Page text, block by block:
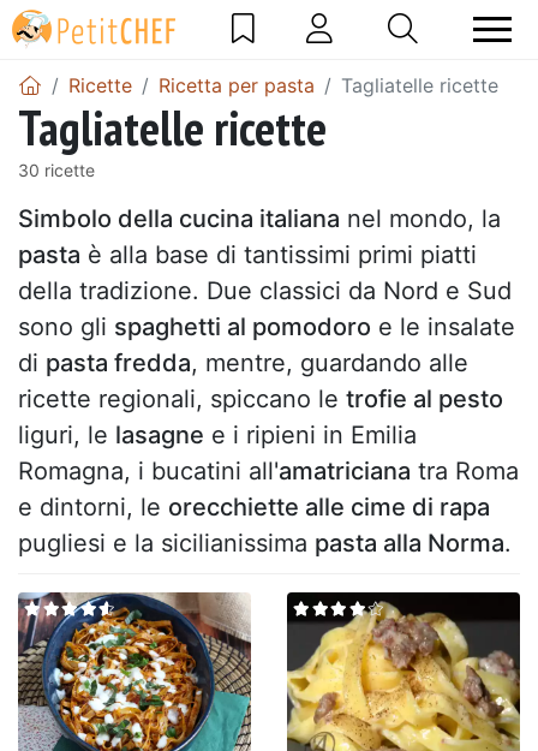
Ricette Ricetta per pasta Tagliatelle ricette
Tagliatelle ricette
30 ricette
Simbolo della cucina italiana nel mondo, la
pasta è alla base di tantissimi primi piatti
della tradizione. Due classici da Nord e Sud
sono gli spaghetti al pomodoro e le insalate
di pasta fredda, mentre, guardando alle
ricette regionali, spiccano le trofie al pesto
liguri, le lasagne e i ripieni in Emilia
Romagna, i bucatini all'amatriciana tra Roma
e dintorni, le orecchiette alle cime di rapa
pugliesi e la sicilianissima pasta alla Norma.